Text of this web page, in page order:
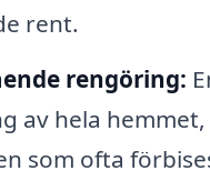
rent.
rengöring:
av hela
som ofta